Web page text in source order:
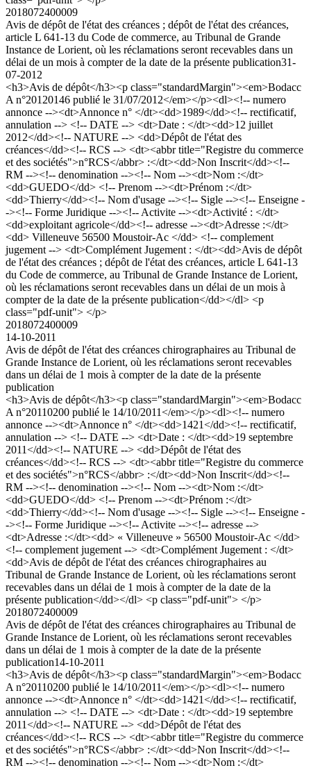
2018072400009
Avis de dépôt de l'état des créances ; dépôt de l'état des créances,
article L 641-13 du Code de commerce, au Tribunal de Grande
Instance de Lorient, où les réclamations seront recevables dans un
délai de un mois à compter de la date de la présente publication31-
07-2012
<h3>Avis de dépôt</h3><p class="standardMargin"><em>Bodacc
A n°20120146 publié le 31/07/2012</em></p><dl><!-- numero
annonce --><dt>Annonce n° </dt><dd>1989</dd><!-- rectificatif,
annulation --> <!-- DATE --> <dt>Date : </dt><dd>12 juillet
2012</dd><!-- NATURE --> <dd>Dépôt de l'état des
créances</dd><!-- RCS --> <dt><abbr title="Registre du commerce
et des sociétés">n°RCS</abbr> :</dt><dd>Non Inscrit</dd><!--
RM --><!-- denomination --><!-- Nom --><dt>Nom :</dt>
<dd>GUEDO</dd> <!-- Prenom --><dt>Prénom :</dt>
<dd>Thierry</dd><!-- Nom d'usage --><!-- Sigle --><!-- Enseigne -
-><!-- Forme Juridique --><!-- Activite --><dt>Activité : </dt>
<dd>exploitant agricole</dd><!-- adresse --><dt>Adresse :</dt>
<dd> Villeneuve 56500 Moustoir-Ac </dd> <!-- complement
jugement --> <dt>Complément Jugement : </dt><dd>Avis de dépôt
de l'état des créances ; dépôt de l'état des créances, article L 641-13
du Code de commerce, au Tribunal de Grande Instance de Lorient,
où les réclamations seront recevables dans un délai de un mois à
compter de la date de la présente publication</dd></dl> <p
class="pdf-unit"> </p>
2018072400009
14-10-2011
Avis de dépôt de l'état des créances chirographaires au Tribunal de
Grande Instance de Lorient, où les réclamations seront recevables
dans un délai de 1 mois à compter de la date de la présente
publication
<h3>Avis de dépôt</h3><p class="standardMargin"><em>Bodacc
A n°20110200 publié le 14/10/2011</em></p><dl><!-- numero
annonce --><dt>Annonce n° </dt><dd>1421</dd><!-- rectificatif,
annulation --> <!-- DATE --> <dt>Date : </dt><dd>19 septembre
2011</dd><!-- NATURE --> <dd>Dépôt de l'état des
créances</dd><!-- RCS --> <dt><abbr title="Registre du commerce
et des sociétés">n°RCS</abbr> :</dt><dd>Non Inscrit</dd><!--
RM --><!-- denomination --><!-- Nom --><dt>Nom :</dt>
<dd>GUEDO</dd> <!-- Prenom --><dt>Prénom :</dt>
<dd>Thierry</dd><!-- Nom d'usage --><!-- Sigle --><!-- Enseigne -
-><!-- Forme Juridique --><!-- Activite --><!-- adresse -->
<dt>Adresse :</dt><dd> « Villeneuve » 56500 Moustoir-Ac </dd>
<!-- complement jugement --> <dt>Complément Jugement : </dt>
<dd>Avis de dépôt de l'état des créances chirographaires au
Tribunal de Grande Instance de Lorient, où les réclamations seront
recevables dans un délai de 1 mois à compter de la date de la
présente publication</dd></dl> <p class="pdf-unit"> </p>
2018072400009
Avis de dépôt de l'état des créances chirographaires au Tribunal de
Grande Instance de Lorient, où les réclamations seront recevables
dans un délai de 1 mois à compter de la date de la présente
publication14-10-2011
<h3>Avis de dépôt</h3><p class="standardMargin"><em>Bodacc
A n°20110200 publié le 14/10/2011</em></p><dl><!-- numero
annonce --><dt>Annonce n° </dt><dd>1421</dd><!-- rectificatif,
annulation --> <!-- DATE --> <dt>Date : </dt><dd>19 septembre
2011</dd><!-- NATURE --> <dd>Dépôt de l'état des
créances</dd><!-- RCS --> <dt><abbr title="Registre du commerce
et des sociétés">n°RCS</abbr> :</dt><dd>Non Inscrit</dd><!--
RM --><!-- denomination --><!-- Nom --><dt>Nom :</dt>